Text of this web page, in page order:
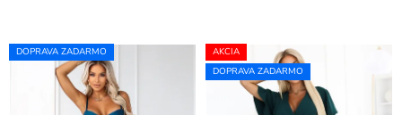
DOPRAVA ZADARMO
AKCIA
DOPRAVA ZADARMO